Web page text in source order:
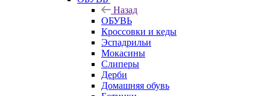
Назад
ОБУВЬ
Кроссовки и кеды
Эспадрильи
Мокасины
Слиперы
Дерби
Домашняя обувь